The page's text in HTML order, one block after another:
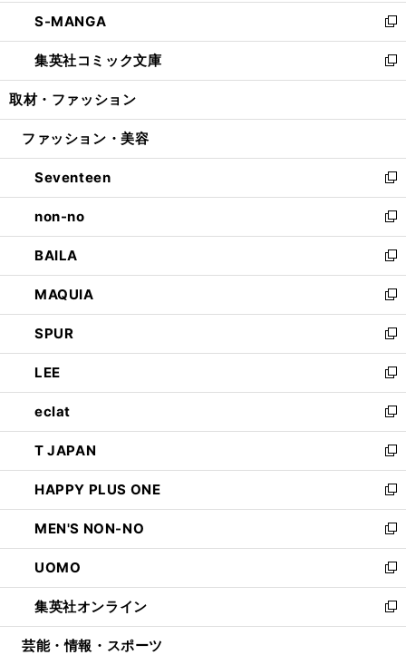
く
で
開
く
ン
ド
ウ
で
開
ウ
ィ
ン
ド
ウ
開
し
い
ウ
ィ
ン
ウ
開
く
S-MANGA
新
し
い
ウ
ン
ウ
で
開
く
集英社コミック文庫
新
し
ウ
ン
ド
ウ
で
開
く
取材・ファッション
ファッション・美容
Seventeen
新
し
い
ウ
ィ
ン
ド
ウ
で
開
く
non-no
新
し
い
ウ
ィ
ン
ド
ウ
で
開
く
BAILA
新
し
い
ウ
ィ
ン
ド
ウ
で
開
く
MAQUIA
新
し
い
ウ
ィ
ン
ド
ウ
で
開
く
SPUR
新
し
い
ウ
ィ
ン
ド
ウ
で
開
く
LEE
新
し
い
ウ
ィ
ン
ド
ウ
で
開
く
eclat
新
し
い
ウ
ィ
ン
ド
ウ
で
開
く
T JAPAN
新
し
い
ウ
ィ
ン
ド
ウ
で
開
HAPPY PLUS ONE
新
し
い
ウ
ィ
ン
ド
ウ
MEN'S NON-NO
新
し
い
ウ
ィ
ン
UOMO
新
し
い
ウ
集英社オンライン
新
し
芸能・情報・スポーツ